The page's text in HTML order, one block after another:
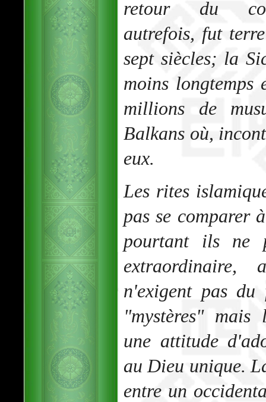
retour du
autrefois, fut
sept siècles; la
moins longtemps
millions de
Balkans où,
eux.
Les rites
pas se comparer
pourtant ils ne
extraordinaire,
n'exigent pas
"mystères" mais
une attitude
au Dieu unique.
entre un